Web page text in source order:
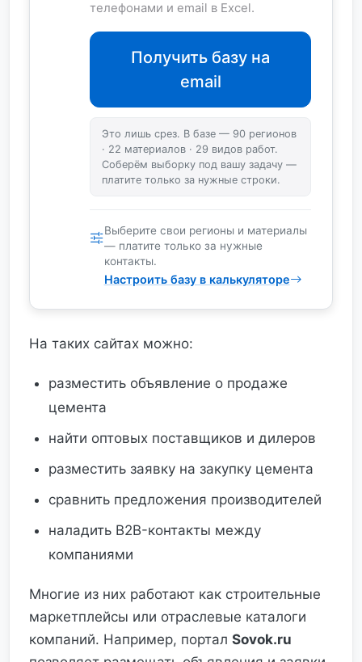
телефонами и email в Excel.
Получить базу на
email
Это лишь срез. В базе — 90 регионов
· 22 материалов · 29 видов работ.
Соберём выборку под вашу задачу —
платите только за нужные строки.
Выберите свои регионы и материалы
— платите только за нужные
контакты.
Настроить базу в калькуляторе
На таких сайтах можно:
разместить объявление о продаже
цемента
найти оптовых поставщиков и дилеров
разместить заявку на закупку цемента
сравнить предложения производителей
наладить B2B-контакты между
компаниями
Многие из них работают как строительные
маркетплейсы или отраслевые каталоги
компаний. Например, портал Sovok.ru